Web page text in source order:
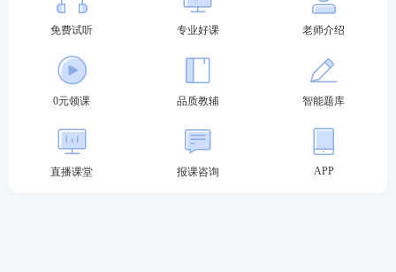
第三步：选择报考的考试等级。中级考生点击【中
级考试】。
免费试听 专业好课 老师介绍
0元领课 品质教辅 智能题库
直播课堂 报课咨询 APP